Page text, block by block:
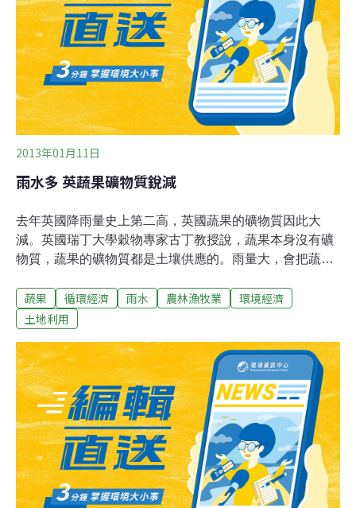
賣的「化核甜梅」，環己基（代）磺醯胺酸鹽含量為26.1
公克，是標準值的26倍多，違規情形最嚴重。 生鮮蔬果
農藥殘留，有全聯建國分公司和惠康百貨師大分公司的柳
丁，大潤發南湖分公司的包心白菜，及台北農產的檸檬、
百香果等。
2013年01月11日
雨水多 英蔬果礦物質銳減
去年英國降雨量史上第二高，英國蔬果的礦物質因此大
減。英國瑞丁大學穀物專家古丁教授說，蔬果本身沒有礦
物質，蔬果的礦物質都是土壤供應的。雨量大，會把蔬果
酸鹽都比正常的量要少。古丁說，他也發現今年英國小麥
裡的鐵和鋅比往年少了1/3。他說，吃素的人鐵、鋅、銅等
量不夠，吃素的人就會缺少這些營養素。
蔬果 循環經濟 雨水 農林漁牧業
環境經濟
土地利用